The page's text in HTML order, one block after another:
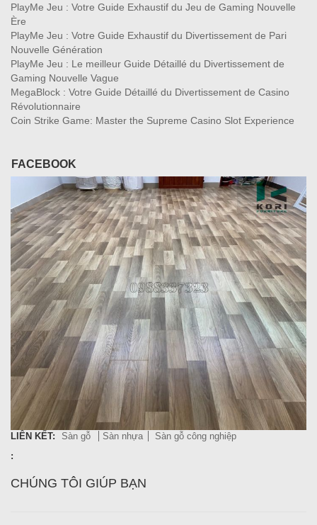
PlayMe Jeu : Votre Guide Exhaustif du Jeu de Gaming Nouvelle
Ère
PlayMe Jeu : Votre Guide Exhaustif du Divertissement de Pari
Nouvelle Génération
PlayMe Jeu : Le meilleur Guide Détaillé du Divertissement de
Gaming Nouvelle Vague
MegaBlock : Votre Guide Détaillé du Divertissement de Casino
Révolutionnaire
Coin Strike Game: Master the Supreme Casino Slot Experience
FACEBOOK
LIÊN KẾT: Sàn gỗ Sàn nhựa
Sàn gỗ công nghiệp
:
CHÚNG TÔI GIÚP BẠN